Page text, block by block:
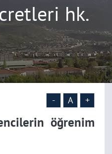
hk.
- A +
öğrenim